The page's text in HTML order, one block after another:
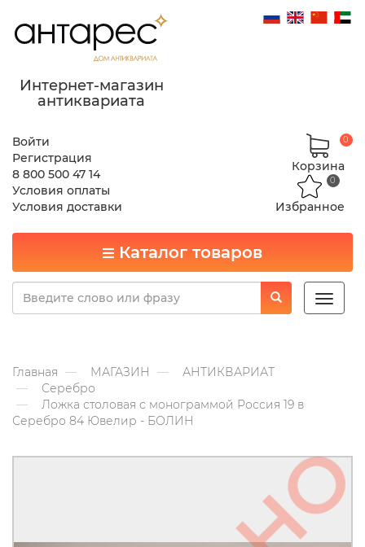
Интернет-магазин
антиквариата
Войти
Регистрация
8 800 500 47 14
Условия оплаты
Условия доставки
Корзина
0
Избранное
0
Каталог товаров
Toggle
Главная МАГАЗИН
АНТИКВАРИАТ
Серебро
Ложка столовая с монограммой Россия 19 в
Серебро 84 Ювелир - БОЛИН